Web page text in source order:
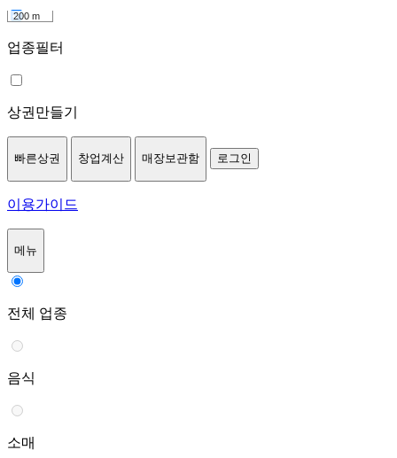
200 m
업종필터
상권만들기
빠른상권 창업계산 매장보관함 로그인
이용가이드
메뉴
전체 업종
음식
소매